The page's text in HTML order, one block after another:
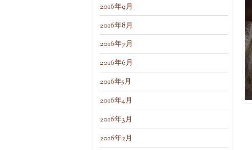
2016年9月
2016年8月
2016年7月
2016年6月
2016年5月
2016年4月
2016年3月
2016年2月